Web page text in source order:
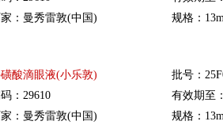
：曼秀雷敦(中国)
规格：
酸滴眼液(小乐敦)
：29610
：曼秀雷敦(中国)
批号：
有效期至
规格：